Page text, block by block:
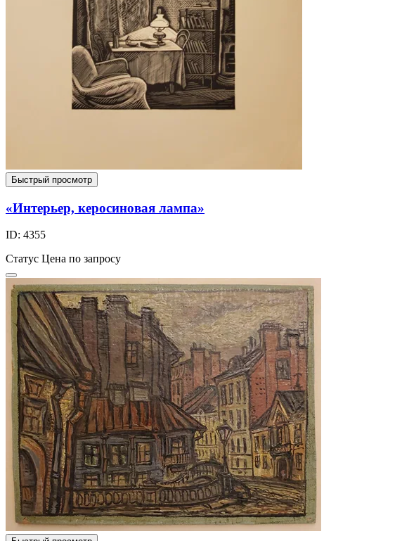
Быстрый просмотр
«Интерьер, керосиновая лампа»
ID: 4355
Статус Цена по запросу